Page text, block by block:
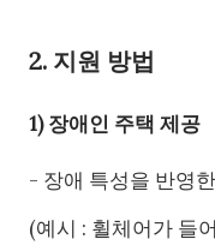
2. 지원 방법
1) 장애인 주택 제공
- 장애 특성을 반영
(예시 : 휠체어가 들